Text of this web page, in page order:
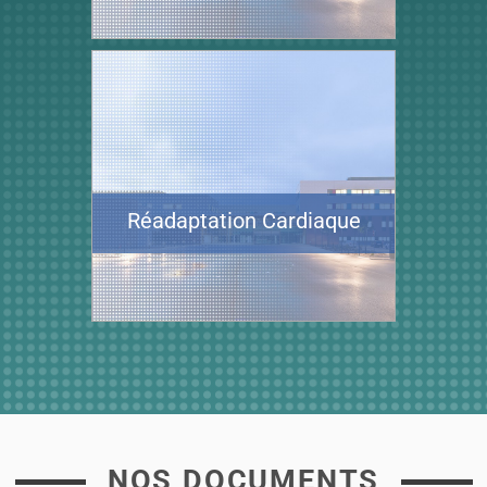
Réadaptation Cardiaque